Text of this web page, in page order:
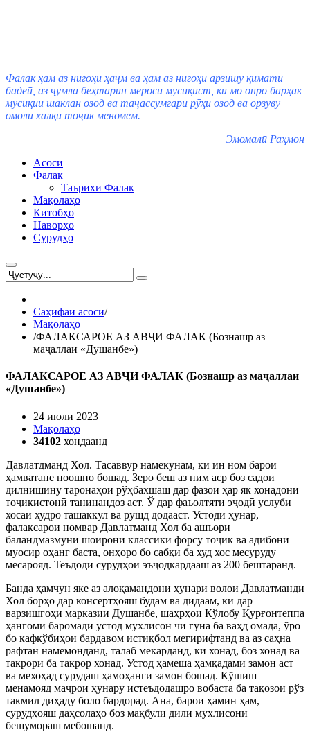
Фалак ҳам аз нигоҳи ҳаҷм ва ҳам аз нигоҳи арзишу қимати
бадеӣ, аз ҷумла беҳтарин мероси мусиқист, ки мо онро барҳак
мусиқии шаклан озод ва таҷассумгари рӯҳи озод ва орзуву
омоли халқи тоҷик меномем.
Эмомалӣ Раҳмон
Асосӣ
Фалак
Таърихи Фалак
Мақолаҳо
Китобҳо
Наворҳо
Сурудҳо
Саҳифаи асосӣ/
Мақолаҳо
/ФАЛАКСАРОЕ АЗ АВҶИ ФАЛАК (Бознашр аз
маҷаллаи «Душанбе»)
ФАЛАКСАРОЕ АЗ АВҶИ ФАЛАК (Бознашр аз маҷаллаи
«Душанбе»)
24 июли 2023
Мақолаҳо
34102 хондаанд
Давлатдманд Хол. Тасаввур намекунам, ки ин ном барои
ҳамватане ноошно бошад. Зеро беш аз ним аср боз садои
дилнишину таронаҳои рўҳбахшаш дар фазои ҳар як хонадони
тоҷикистонӣ танинандоз аст. Ў дар фаъолтяти эҷодӣ услуби
хосаи худро ташаккул ва рушд додааст. Устоди ҳунар,
фалаксарои номвар Давлатманд Хол ба ашъори
баландмазмуни шоирони классики форсу тоҷик ва адибони
муосир оҳанг баста, онҳоро бо сабқи ба худ хос месуруду
месарояд. Теъдоди сурудҳои эъҷодкардааш аз 200 бештаранд.
Банда ҳамчун яке аз алоқамандони ҳунари волои Давлатманди
Хол борҳо дар консертҳояш будам ва дидаам, ки дар
варзишгоҳи марказии Душанбе, шаҳрҳои Кўлобу Қурғонтеппа
ҳангоми баромади устод мухлисон чӣ гуна ба ваҳд омада, ўро
бо кафкўбиҳои бардавом истиқбол мегирифтанд ва аз саҳна
рафтан намемонданд, талаб мекарданд, ки хонад, боз хонад ва
такрори ба такрор хонад. Устод ҳамеша ҳамқадами замон аст
ва мехоҳад сурудаш ҳамоҳанги замон бошад. Кўшиш
менамояд маҷрои ҳунару истеъдодашро вобаста ба тақозои рўз
такмил диҳаду боло бардорад. Ана, барои ҳамин ҳам,
сурудҳояш даҳсолаҳо боз мақбули дили мухлисони
бешумораш мебошанд.